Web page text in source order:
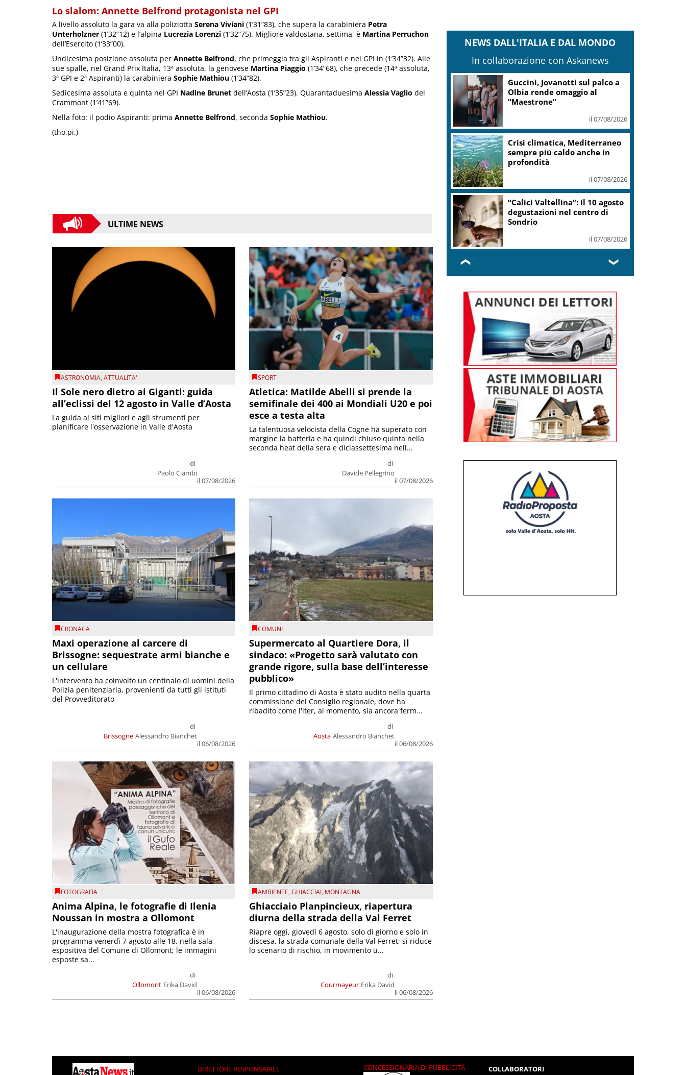
Lo slalom: Annette Belfrond protagonista nel GPI
A livello assoluto la gara va alla poliziotta Serena Viviani (1’31”83), che supera la carabiniera Petra
Unterholzner (1’32”12) e l’alpina Lucrezia Lorenzi (1’32”75). Migliore valdostana, settima, è Martina Perruchon
dell’Esercito (1’33”00).
Undicesima posizione assoluta per Annette Belfrond, che primeggia tra gli Aspiranti e nel GPI in (1’34”32). Alle
sue spalle, nel Grand Prix Italia, 13ª assoluta, la genovese Martina Piaggio (1’34”68), che precede (14ª assoluta,
3ª GPI e 2ª Aspiranti) la carabiniera Sophie Mathiou (1’34”82).
Sedicesima assoluta e quinta nel GPI Nadine Brunet dell’Aosta (1’35”23). Quarantaduesima Alessia Vaglio del
Crammont (1’41”69).
Nella foto: il podio Aspiranti: prima Annette Belfrond, seconda Sophie Mathiou.
(tho.pi.)
ULTIME NEWS
ASTRONOMIA,ATTUALITA'
Il Sole nero dietro ai Giganti: guida
all’eclissi del 12 agosto in Valle d’Aosta
di
Paolo Ciambi
il 07/08/2026
La guida ai siti migliori e agli strumenti per
pianificare l'osservazione in Valle d'Aosta
SPORT
Atletica: Matilde Abelli si prende la
semifinale dei 400 ai Mondiali U20 e poi
esce a testa alta
di
Davide Pellegrino
il 07/08/2026
La talentuosa velocista della Cogne ha superato con
margine la batteria e ha quindi chiuso quinta nella
seconda heat della sera e diciassettesima nell...
CRONACA
Maxi operazione al carcere di
Brissogne: sequestrate armi bianche e
un cellulare
Brissogne
di
Alessandro Bianchet
il 06/08/2026
L'intervento ha coinvolto un centinaio di uomini della
Polizia penitenziaria, provenienti da tutti gli istituti
del Provveditorato
COMUNI
Supermercato al Quartiere Dora, il
sindaco: «Progetto sarà valutato con
grande rigore, sulla base dell’interesse
pubblico»
Aosta
di
Alessandro Bianchet
il 06/08/2026
Il primo cittadino di Aosta è stato audito nella quarta
commissione del Consiglio regionale, dove ha
ribadito come l'iter, al momento, sia ancora ferm...
FOTOGRAFIA
Anima Alpina, le fotografie di Ilenia
Noussan in mostra a Ollomont
Ollomont
di
Erika David
il 06/08/2026
L'inaugurazione della mostra fotografica è in
programma venerdì 7 agosto alle 18, nella sala
espositiva del Comune di Ollomont; le immagini
esposte sa...
AMBIENTE,GHIACCIAI, MONTAGNA
Ghiacciaio Planpincieux, riapertura
diurna della strada della Val Ferret
Courmayeur
di
Erika David
il 06/08/2026
Riapre oggi, giovedì 6 agosto, solo di giorno e solo in
discesa, la strada comunale della Val Ferret; si riduce
lo scenario di rischio, in movimento u...
NEWS DALL'ITALIA E DAL MONDO
In collaborazione con Askanews
Guccini, Jovanotti sul palco a
Olbia rende omaggio al
“Maestrone”
il 07/08/2026
Crisi climatica, Mediterraneo
sempre più caldo anche in
profondità
il 07/08/2026
“Calici Valtellina”: il 10 agosto
degustazioni nel centro di
Sondrio
il 07/08/2026
❮ ❯
DIRETTORE RESPONSABILE
CONCESSIONARIA DI PUBBLICITÀ
COLLABORATORI